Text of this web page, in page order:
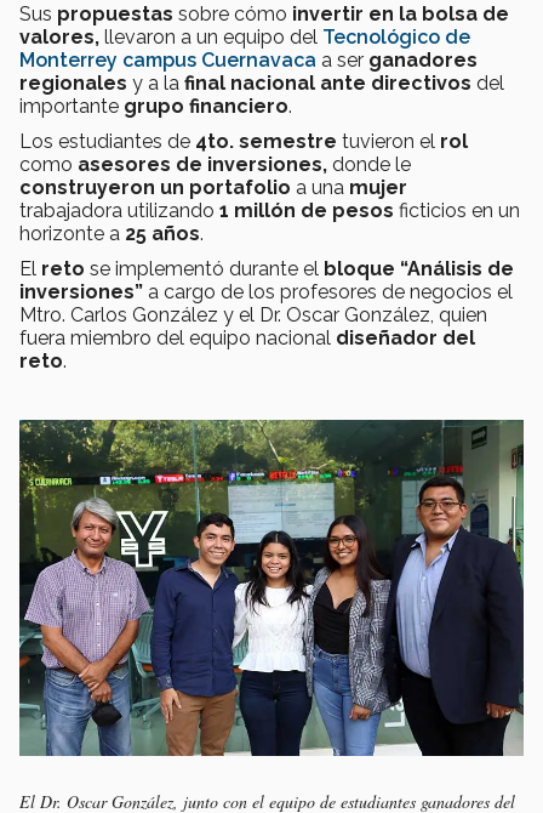
Sus propuestas sobre cómo invertir en la bolsa de
valores, llevaron a un equipo del Tecnológico de
Monterrey campus Cuernavaca a ser ganadores
regionales y a la final nacional ante directivos del
importante grupo financiero.
Los estudiantes de 4to. semestre tuvieron el rol
como asesores de inversiones, donde le
construyeron un portafolio a una mujer
trabajadora utilizando 1 millón de pesos ficticios en un
horizonte a 25 años.
El reto se implementó durante el bloque “Análisis de
inversiones” a cargo de los profesores de negocios el
Mtro. Carlos González y el Dr. Oscar González, quien
fuera miembro del equipo nacional diseñador del
reto.
El Dr. Oscar González, junto con el equipo de estudiantes ganadores del